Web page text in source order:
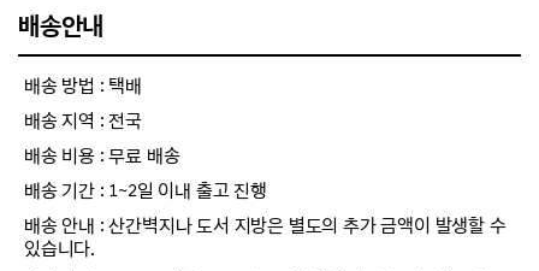
배송안내
배송 방법 : 택배
배송 지역 : 전국
배송 비용 : 무료 배송
배송 기간 : 1~2일 이내 출고 진행
배송 안내 : 산간벽지나 도서 지방은 별도의 추가 금액이 발생할 수
있습니다.